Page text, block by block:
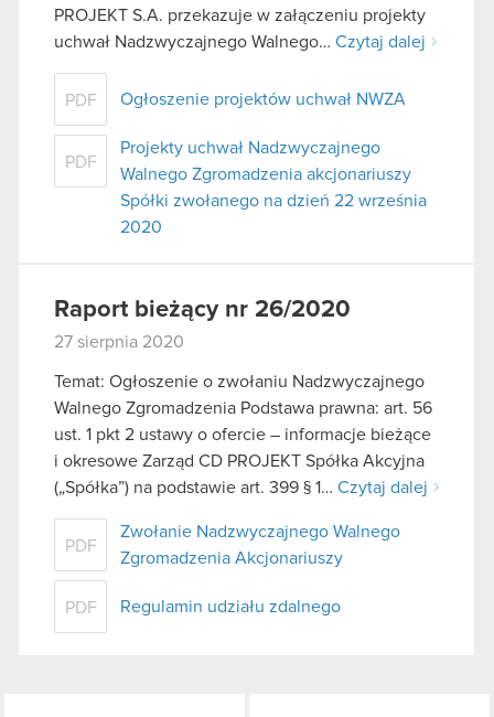
PROJEKT S.A. przekazuje w załączeniu projekty
uchwał Nadzwyczajnego Walnego… Czytaj dalej
PDF Ogłoszenie projektów uchwał NWZA
PDF
Projekty uchwał Nadzwyczajnego
Walnego Zgromadzenia akcjonariuszy
Spółki zwołanego na dzień 22 września
2020
Raport bieżący nr 26/2020
27 sierpnia 2020
Temat: Ogłoszenie o zwołaniu Nadzwyczajnego
Walnego Zgromadzenia Podstawa prawna: art. 56
ust. 1 pkt 2 ustawy o ofercie – informacje bieżące
i okresowe Zarząd CD PROJEKT Spółka Akcyjna
(„Spółka”) na podstawie art. 399 § 1… Czytaj dalej
PDF
Zwołanie Nadzwyczajnego Walnego
Zgromadzenia Akcjonariuszy
PDF Regulamin udziału zdalnego